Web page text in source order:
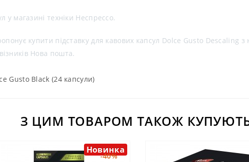
у магазині техніки Неспрессо.
купити підставку для кавових капсул Dolce Gusto Descaling
Нова пошта.
Gusto Black (24 капсули)
З ЦИМ ТОВАРОМ ТАКОЖ
-40%
Новинка